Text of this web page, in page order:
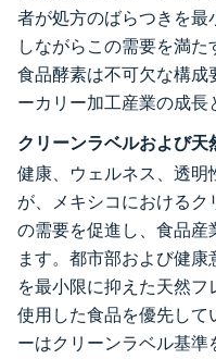
者が処方のばらつきを
しながらこの需要を満た
食品酵素は不可欠な構
ーカリー加工産業の成長
クリーンラベルおよび天
健康、ウェルネス、透明
が、メキシコにおける
の需要を促進し、食品産
ます。都市部および健
を最小限に抑えた天然
使用した食品を優先して
ーはクリーンラベル基